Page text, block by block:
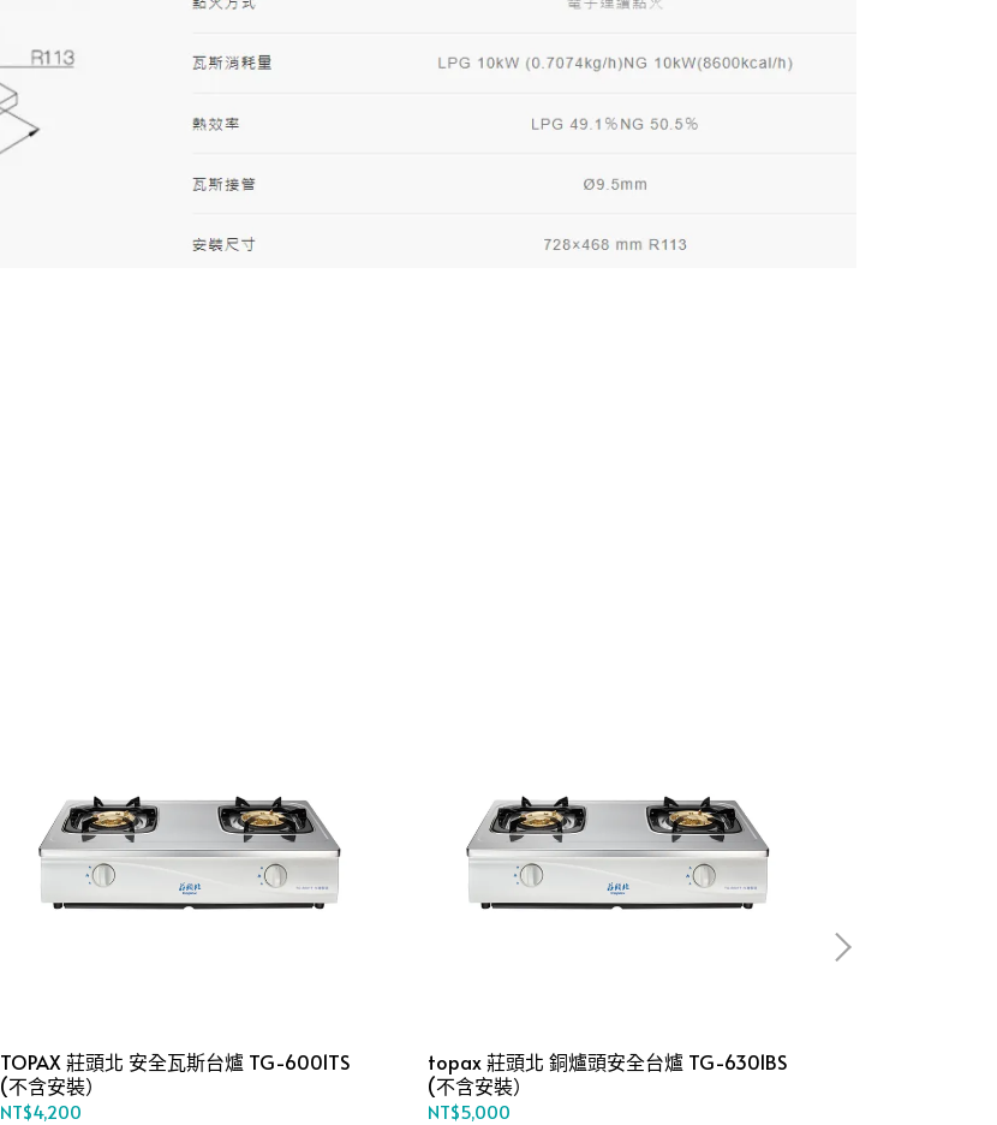
TOPAX 莊頭北 安全瓦斯台爐 TG-6001TS
(不含安裝）
NT$4,200
topax 莊頭北 銅爐頭安全台爐 TG-6301BS
(不含安裝）
NT$5,000